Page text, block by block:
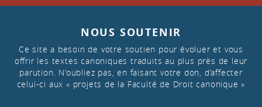
NOUS SOUTENIR
Ce site a besoin de votre soutien pour évoluer et vous
offrir les textes canoniques traduits au plus près de leur
parution. N’oubliez pas, en faisant votre don, d’affecter
celui-ci aux « projets de la Faculté de Droit canonique »